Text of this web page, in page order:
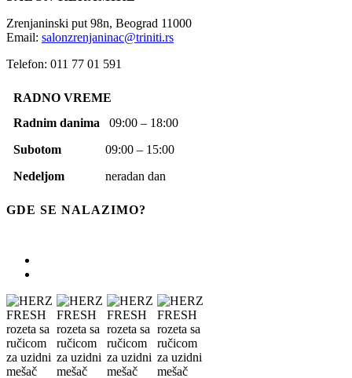
Zrenjaninski put 98n, Beograd 11000
Email: salonzrenjaninac@triniti.rs
Telefon: 011 77 01 591
RADNO VREME
Radnim danima 09:00 – 18:00
Subotom 09:00 – 15:00
Nedeljom neradan dan
GDE SE NALAZIMO?